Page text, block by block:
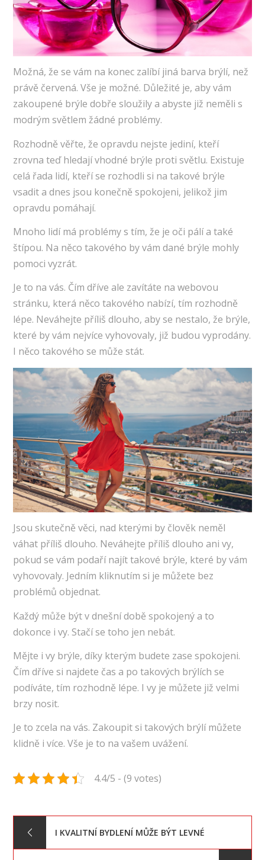
Možná, že se vám na konec zalíbí jiná barva brýlí, než
právě červená. Vše je možné. Důležité je, aby vám
zakoupené brýle dobře sloužily a abyste již neměli s
modrým světlem žádné problémy.
Rozhodně věřte, že opravdu nejste jediní, kteří
zrovna teď hledají vhodné brýle proti světlu. Existuje
celá řada lidí, kteří se rozhodli si na takové brýle
vsadit a dnes jsou konečně spokojeni, jelikož jim
opravdu pomáhají.
Mnoho lidí má problémy s tím, že je oči pálí a také
štípou. Na něco takového by vám dané brýle mohly
pomoci vyzrát.
Je to na vás. Čím dříve ale zavítáte na webovou
stránku, která něco takového nabízí, tím rozhodně
lépe. Neváhejte příliš dlouho, aby se nestalo, že brýle,
které by vám nejvíce vyhovovaly, již budou vyprodány.
I něco takového se může stát.
Jsou skutečně věci, nad kterými by člověk neměl
váhat příliš dlouho. Neváhejte příliš dlouho ani vy,
pokud se vám podaří najít takové brýle, které by vám
vyhovovaly. Jedním kliknutím si je můžete bez
problémů objednat.
Každý může být v dnešní době spokojený a to
dokonce i vy. Stačí se toho jen nebát.
Mějte i vy brýle, díky kterým budete zase spokojeni.
Čím dříve si najdete čas a po takových brýlích se
podíváte, tím rozhodně lépe. I vy je můžete již velmi
brzy nosit.
Je to zcela na vás. Zakoupit si takových brýlí můžete
klidně i více. Vše je to na vašem uvážení.
4.4/5 - (9 votes)
Navigace
I KVALITNÍ BYDLENÍ MŮŽE BÝT LEVNÉ